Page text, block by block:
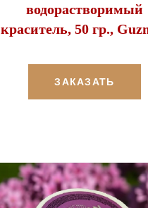
водорастворимый
краситель, 50 гр.,
ЗАКАЗАТЬ